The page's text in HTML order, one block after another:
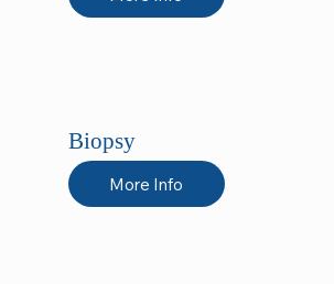
Biopsy
More Info